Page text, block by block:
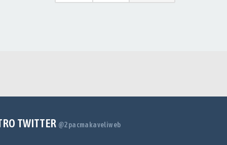
TWITTER @2pacmakaveliweb